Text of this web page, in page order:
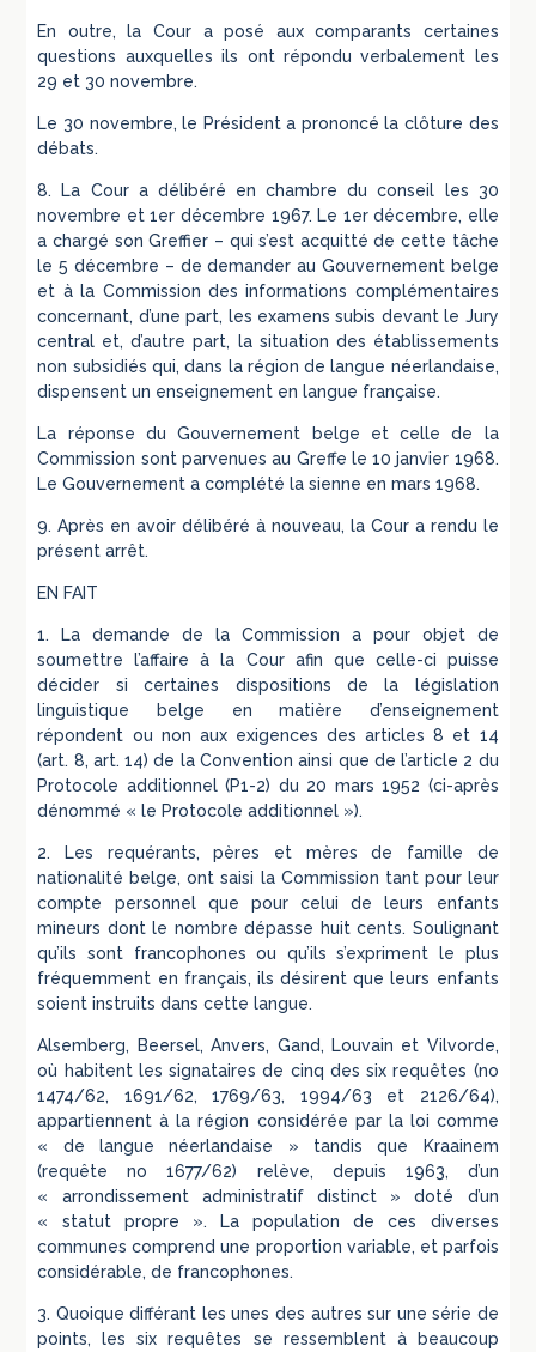
En outre, la Cour a posé aux comparants certaines
questions auxquelles ils ont répondu verbalement les
29 et 30 novembre.
Le 30 novembre, le Président a prononcé la clôture des
débats.
8. La Cour a délibéré en chambre du conseil les 30
novembre et 1er décembre 1967. Le 1er décembre, elle
a chargé son Greffier – qui s’est acquitté de cette tâche
le 5 décembre – de demander au Gouvernement belge
et à la Commission des informations complémentaires
concernant, d’une part, les examens subis devant le Jury
central et, d’autre part, la situation des établissements
non subsidiés qui, dans la région de langue néerlandaise,
dispensent un enseignement en langue française.
La réponse du Gouvernement belge et celle de la
Commission sont parvenues au Greffe le 10 janvier 1968.
Le Gouvernement a complété la sienne en mars 1968.
9. Après en avoir délibéré à nouveau, la Cour a rendu le
présent arrêt.
EN FAIT
1. La demande de la Commission a pour objet de
soumettre l’affaire à la Cour afin que celle-ci puisse
décider si certaines dispositions de la législation
linguistique belge en matière d’enseignement
répondent ou non aux exigences des articles 8 et 14
(art. 8, art. 14) de la Convention ainsi que de l’article 2 du
Protocole additionnel (P1-2) du 20 mars 1952 (ci-après
dénommé « le Protocole additionnel »).
2. Les requérants, pères et mères de famille de
nationalité belge, ont saisi la Commission tant pour leur
compte personnel que pour celui de leurs enfants
mineurs dont le nombre dépasse huit cents. Soulignant
qu’ils sont francophones ou qu’ils s’expriment le plus
fréquemment en français, ils désirent que leurs enfants
soient instruits dans cette langue.
Alsemberg, Beersel, Anvers, Gand, Louvain et Vilvorde,
où habitent les signataires de cinq des six requêtes (no
1474/62, 1691/62, 1769/63, 1994/63 et 2126/64),
appartiennent à la région considérée par la loi comme
« de langue néerlandaise » tandis que Kraainem
(requête no 1677/62) relève, depuis 1963, d’un
« arrondissement administratif distinct » doté d’un
« statut propre ». La population de ces diverses
communes comprend une proportion variable, et parfois
considérable, de francophones.
3. Quoique différant les unes des autres sur une série de
points, les six requêtes se ressemblent à beaucoup